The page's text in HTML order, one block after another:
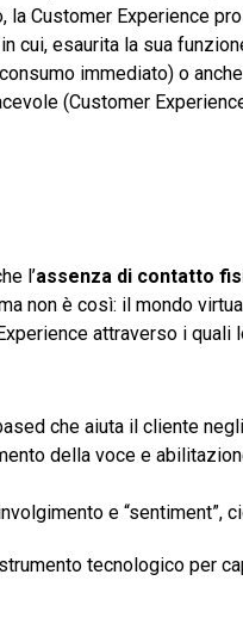
Customer Experience
cui, esaurita la sua
immediato) o
(Customer
l’assenza di contatto
non è così: il mondo
attraverso i quali
che aiuta il cliente
della voce e
e
tecnologico per